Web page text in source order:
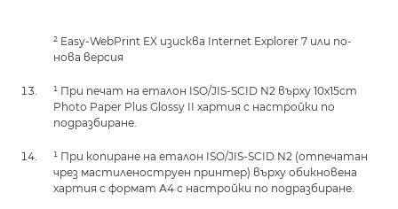
² Easy-WebPrint EX изисква Internet Explorer 7 или по-
нова версия
¹ При печат на еталон ISO/JIS-SCID N2 върху 10x15cm
Photo Paper Plus Glossy II хартия с настройки по
подразбиране.
¹ При копиране на еталон ISO/JIS-SCID N2 (отпечатан
чрез мастиленоструен принтер) върху обикновена
хартия с формат А4 с настройки по подразбиране.